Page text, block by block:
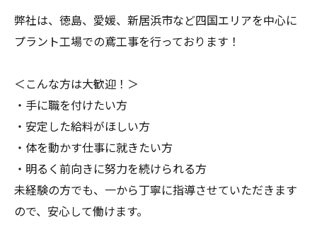
弊社は、徳島、愛媛、新居浜市など四国エリアを中心に
プラント工場での鳶工事を行っております！
＜こんな方は大歓迎！＞
・手に職を付けたい方
・安定した給料がほしい方
・体を動かす仕事に就きたい方
・明るく前向きに努力を続けられる方
未経験の方でも、一から丁寧に指導させていただきます
ので、安心して働けます。